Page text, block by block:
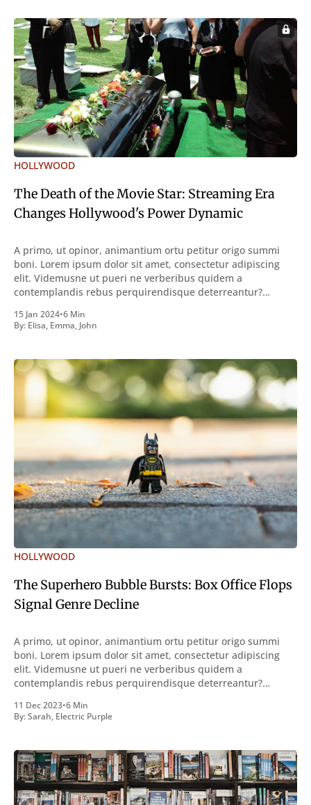
HOLLYWOOD
The Death of the Movie Star: Streaming Era
Changes Hollywood's Power Dynamic
A primo, ut opinor, animantium ortu petitur origo summi
boni. Lorem ipsum dolor sit amet, consectetur adipiscing
elit. Videmusne ut pueri ne verberibus quidem a
contemplandis rebus perquirendisque deterreantur?
inveniri verbum potest quod magis idem declaret Latine,
quod Graece, quam declarat voluptas. Duo
15 Jan 2024•6 Min
By: Elisa, Emma, John
HOLLYWOOD
The Superhero Bubble Bursts: Box Office Flops
Signal Genre Decline
A primo, ut opinor, animantium ortu petitur origo summi
boni. Lorem ipsum dolor sit amet, consectetur adipiscing
elit. Videmusne ut pueri ne verberibus quidem a
contemplandis rebus perquirendisque deterreantur?
inveniri verbum potest quod magis idem declaret Latine,
quod Graece, quam declarat voluptas. Duo
11 Dec 2023•6 Min
By:Sarah, Electric Purple